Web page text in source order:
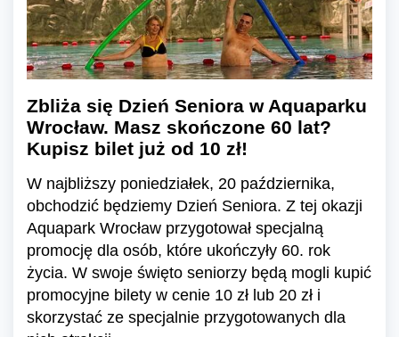
Zbliża się Dzień Seniora w Aquaparku
Wrocław. Masz skończone 60 lat?
Kupisz bilet już od 10 zł!
W najbliższy poniedziałek, 20 października,
obchodzić będziemy Dzień Seniora. Z tej okazji
Aquapark Wrocław przygotował specjalną
promocję dla osób, które ukończyły 60. rok
życia. W swoje święto seniorzy będą mogli kupić
promocyjne bilety w cenie 10 zł lub 20 zł i
skorzystać ze specjalnie przygotowanych dla